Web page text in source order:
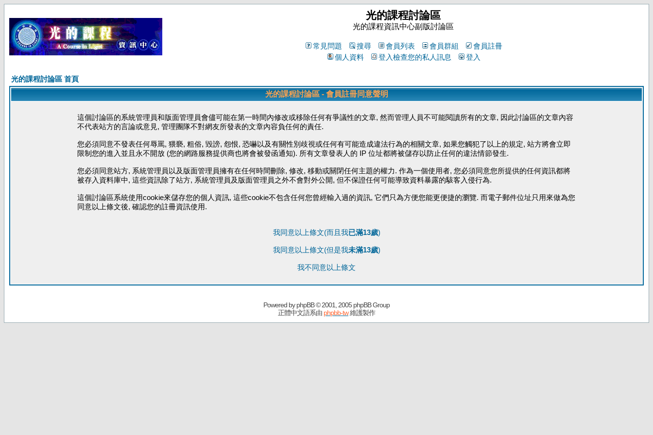
光的課程討論區
光的課程資訊中心副版討論區
常見問題 搜尋 會員列表 會員群組
會員註冊
個人資料
登入檢查您的私人訊息 登入
光的課程討論區 首頁
光的課程討論區 - 會員註冊同意聲明
這個討論區的系統管理員和版面管理員會儘可能在第一時間內修改或移除任何有爭議性的文章, 然而管理人員不可能閱讀所有的文章, 因此討論區的文章內容
不代表站方的言論或意見, 管理團隊不對網友所發表的文章內容負任何的責任.
您必須同意不發表任何辱罵, 猥褻, 粗俗, 毀謗, 怨恨, 恐嚇以及有關性別歧視或任何有可能造成違法行為的相關文章, 如果您觸犯了以上的規定, 站方將會立即
限制您的進入並且永不開放 (您的網路服務提供商也將會被發函通知). 所有文章發表人的 IP 位址都將被儲存以防止任何的違法情節發生.
您必須同意站方, 系統管理員以及版面管理員擁有在任何時間刪除, 修改, 移動或關閉任何主題的權力. 作為一個使用者, 您必須同意您所提供的任何資訊都將
被存入資料庫中, 這些資訊除了站方, 系統管理員及版面管理員之外不會對外公開, 但不保證任何可能導致資料暴露的駭客入侵行為.
這個討論區系統使用cookie來儲存您的個人資訊, 這些cookie不包含任何您曾經輸入過的資訊, 它們只為方便您能更便捷的瀏覽. 而電子郵件位址只用來做為您
同意以上條文後, 確認您的註冊資訊使用.
我同意以上條文(而且我已滿13歲)
我同意以上條文(但是我未滿13歲)
我不同意以上條文
Powered byphpBB© 2001, 2005 phpBB Group
正體中文語系由 phpbb-tw維護製作